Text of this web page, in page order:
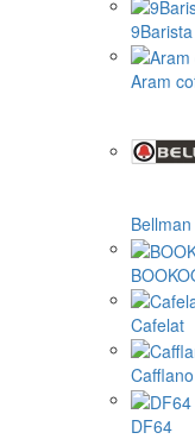
9Barista
Aram
Cafelat
Cafflano
DF64